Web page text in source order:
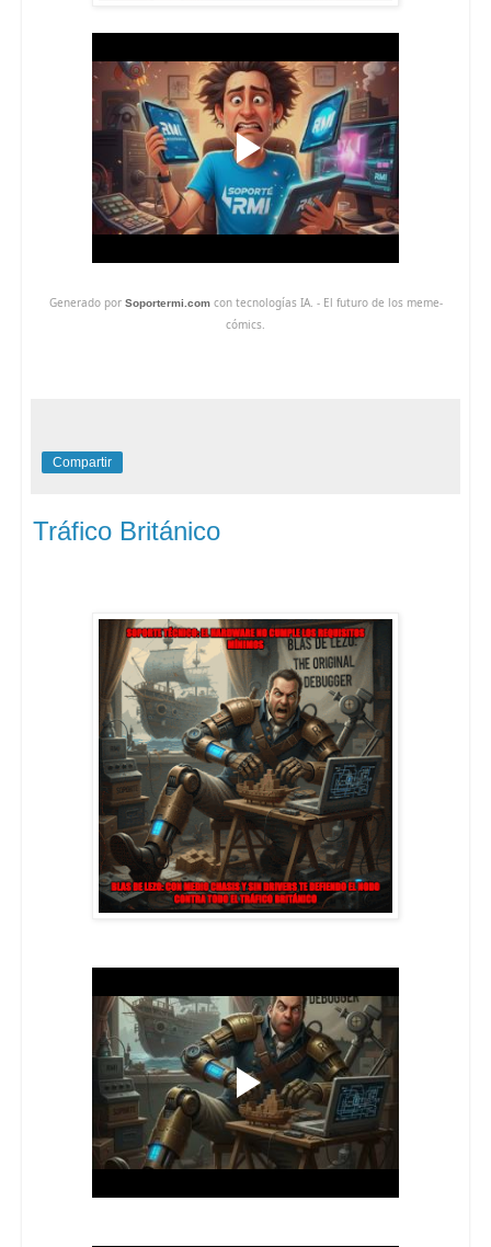
Generado por Soportermi.comcon tecnologías IA. - El futuro de los meme-
cómics.
Compartir
Tráfico Británico